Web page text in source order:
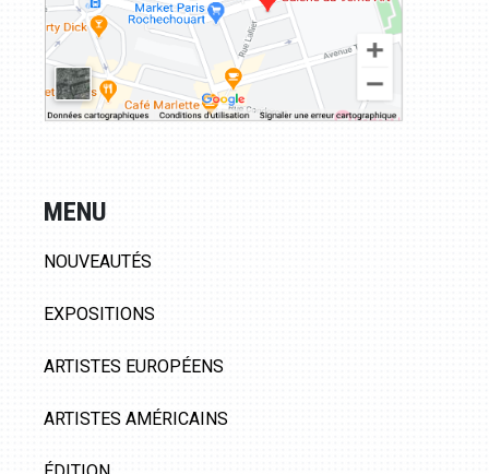
MENU
NOUVEAUTÉS
EXPOSITIONS
ARTISTES EUROPÉENS
ARTISTES AMÉRICAINS